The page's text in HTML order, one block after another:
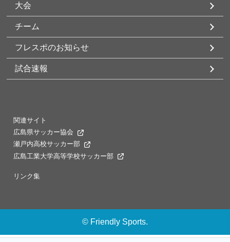
大会
チーム
フレスポのお知らせ
試合速報
関連サイト
広島県サッカー協会
瀬戸内高校サッカー部
広島工業大学高等学校サッカー部
リンク集
© Friendly Sports.